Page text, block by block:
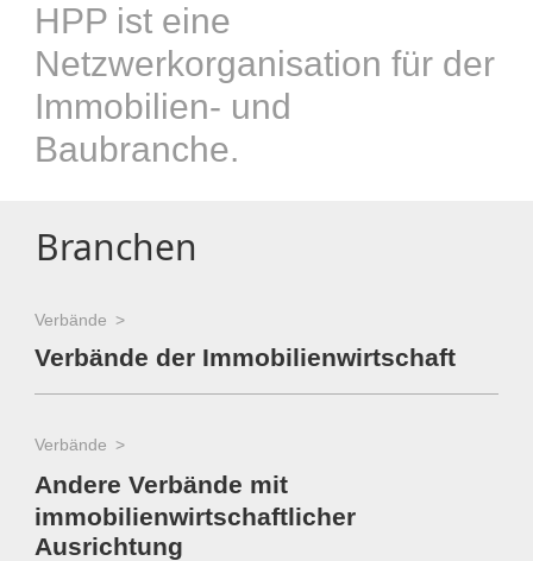
HPP ist eine
Netzwerkorganisation für der
Immobilien- und
Baubranche.
Branchen
Verbände
Verbände der Immobilienwirtschaft
Verbände
Andere Verbände mit
immobilienwirtschaftlicher
Ausrichtung